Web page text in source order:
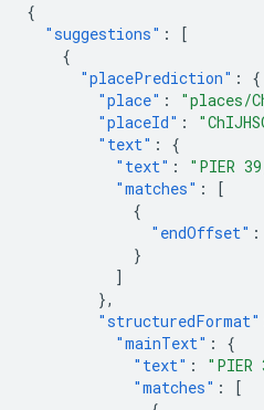
{
"suggestions" :
[
{
"placePrediction" :
{
"place" :
"places/
"placeId" :
"text" :
{
"text" :
"PIER
"matches" :
[
{
"endOffset" :
}
]
},
"structuredFormat"
"mainText" :
{
"text" : "PIER
"matches" :
[